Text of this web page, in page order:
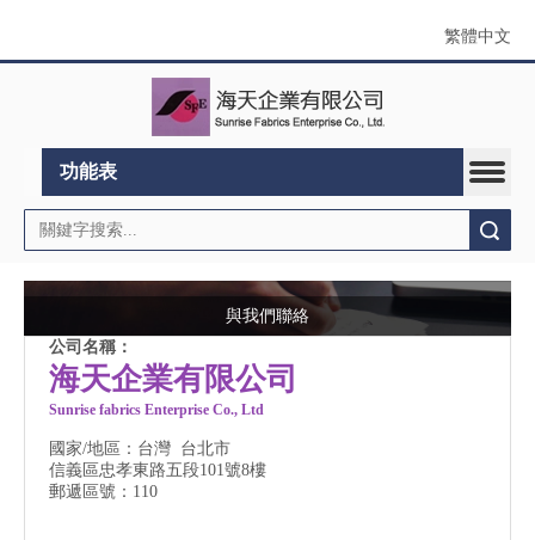
繁體中文
功能表
與我們聯絡
公司名稱：
海天企業有限公司
Sunrise fabrics Enterprise Co., Ltd
國家/地區：台灣 台北市
信義區忠孝東路五段101號8樓
郵遞區號：110